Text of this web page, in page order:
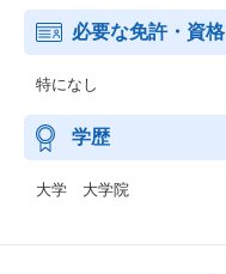
必要な免許・資格
特になし
学歴
大学 大学院